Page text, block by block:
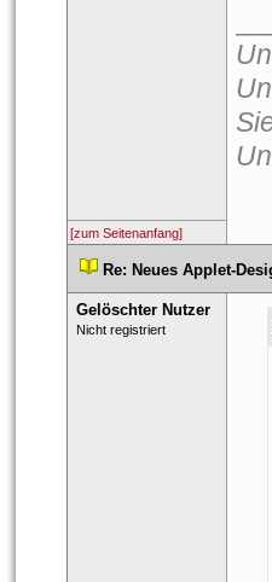
[zum Seitenanfang]
Re: Neues Applet-
Gelöschter Nutzer
Nicht registriert